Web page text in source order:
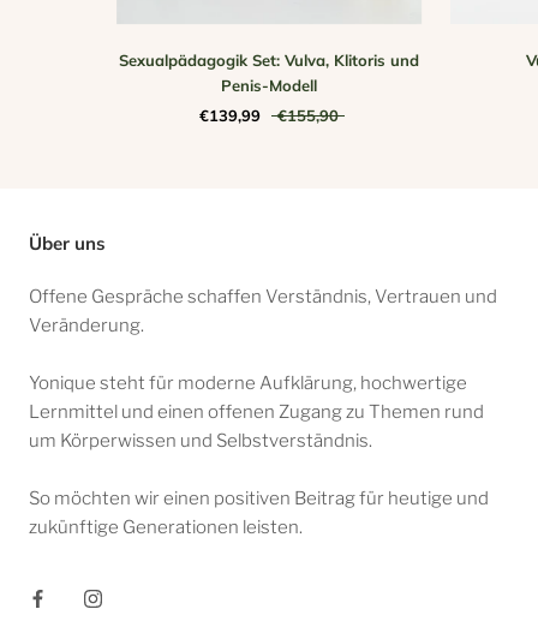
Sexualpädagogik Set: Vulva, Klitoris und
Penis-Modell
€139,99
€155,90
Über uns
Offene Gespräche schaffen Verständnis, Vertrauen und
Veränderung.
Yonique steht für moderne Aufklärung, hochwertige
Lernmittel und einen offenen Zugang zu Themen rund
um Körperwissen und Selbstverständnis.
So möchten wir einen positiven Beitrag für heutige und
zukünftige Generationen leisten.